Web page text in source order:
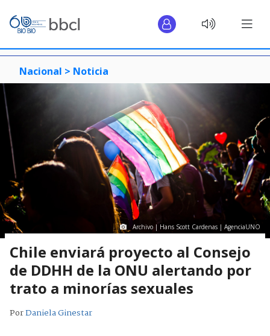
Nacional > Noticia
Archivo | Hans Scott Cardenas | AgenciaUNO
Chile enviará proyecto al Consejo
de DDHH de la ONU alertando por
trato a minorías sexuales
PorDaniela Ginestar